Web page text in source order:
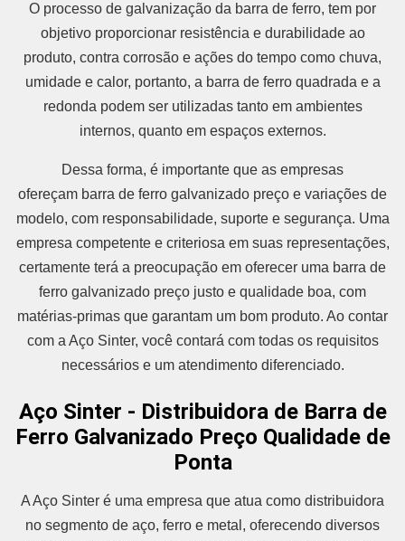
O processo de galvanização da barra de ferro, tem por
objetivo proporcionar resistência e durabilidade ao
produto, contra corrosão e ações do tempo como chuva,
umidade e calor, portanto, a barra de ferro quadrada e a
redonda podem ser utilizadas tanto em ambientes
internos, quanto em espaços externos.
Dessa forma, é importante que as empresas
ofereçam barra de ferro galvanizado preço e variações de
modelo, com responsabilidade, suporte e segurança. Uma
empresa competente e criteriosa em suas representações,
certamente terá a preocupação em oferecer uma barra de
ferro galvanizado preço justo e qualidade boa, com
matérias-primas que garantam um bom produto. Ao contar
com a Aço Sinter, você contará com todas os requisitos
necessários e um atendimento diferenciado.
Aço Sinter - Distribuidora de Barra de
Ferro Galvanizado Preço Qualidade de
Ponta
A Aço Sinter é uma empresa que atua como distribuidora
no segmento de aço, ferro e metal, oferecendo diversos